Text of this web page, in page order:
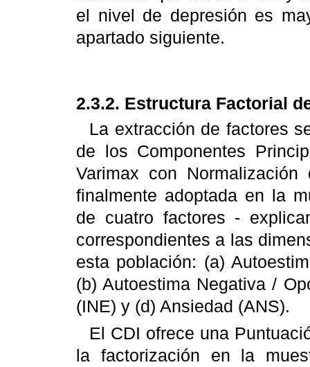
el nivel de depresión es
apartado siguiente.
2.3.2. Estructura Factorial
La extracción de factores
de los Componentes
Varimax con
finalmente adoptada en la
de cuatro factores -
correspondientes a las
esta población: (a)
(b) Autoestima Negativa /
(INE) y (d) Ansiedad (ANS).
El CDI ofrece una
la factorización en la